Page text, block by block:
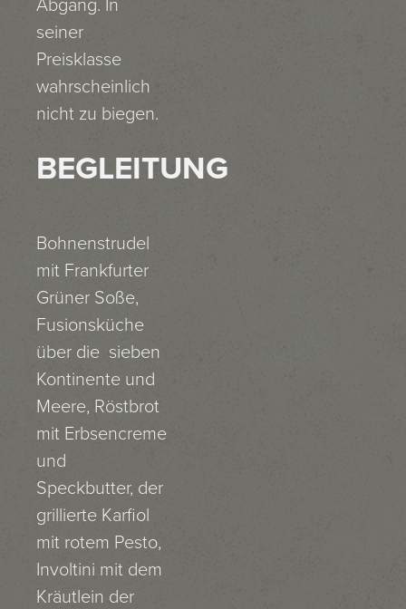
Abgang. In
seiner
Preisklasse
wahrscheinlich
nicht zu biegen.
BEGLEITUNG
Bohnenstrudel
mit Frankfurter
Grüner Soße,
Fusionsküche
über die sieben
Kontinente und
Meere, Röstbrot
mit Erbsencreme
und
Speckbutter, der
grillierte Karfiol
mit rotem Pesto,
Involtini mit dem
Kräutlein der